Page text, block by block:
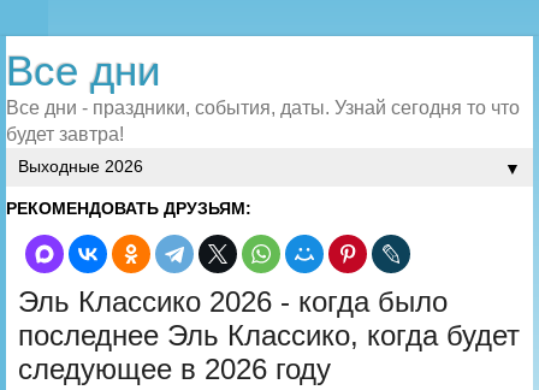
Все дни
Все дни - праздники, события, даты. Узнай сегодня то что
будет завтра!
▼
РЕКОМЕНДОВАТЬ ДРУЗЬЯМ:
Эль Классико 2026 - когда было
последнее Эль Классико, когда будет
следующее в 2026 году